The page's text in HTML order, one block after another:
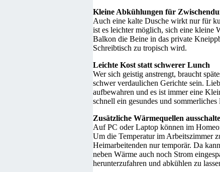
Kleine Abkühlungen für
Auch eine kalte Dusche wirkt nur für
ist es leichter möglich, sich eine kleine
Balkon die Beine in das private
Schreibtisch zu tropisch wird.
Leichte Kost statt schwerer Lunch
Wer sich geistig anstrengt, braucht
schwer verdaulichen Gerichte sein.
aufbewahren und es ist immer eine
schnell ein gesundes und sommerliches
Zusätzliche Wärmequellen
Auf PC oder Laptop können im
Um die Temperatur im Arbeitszimmer
Heimarbeitenden nur temporär. Da
neben Wärme auch noch Strom
herunterzufahren und abkühlen zu